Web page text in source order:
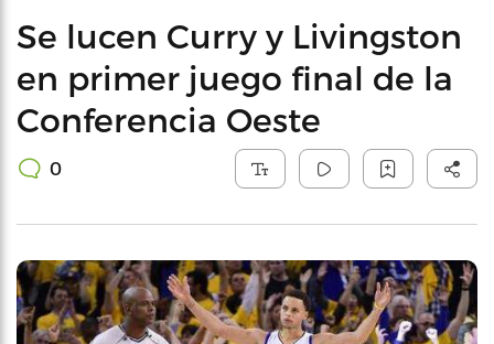
Se lucen Curry y Livingston
en primer juego final de la
Conferencia Oeste
0